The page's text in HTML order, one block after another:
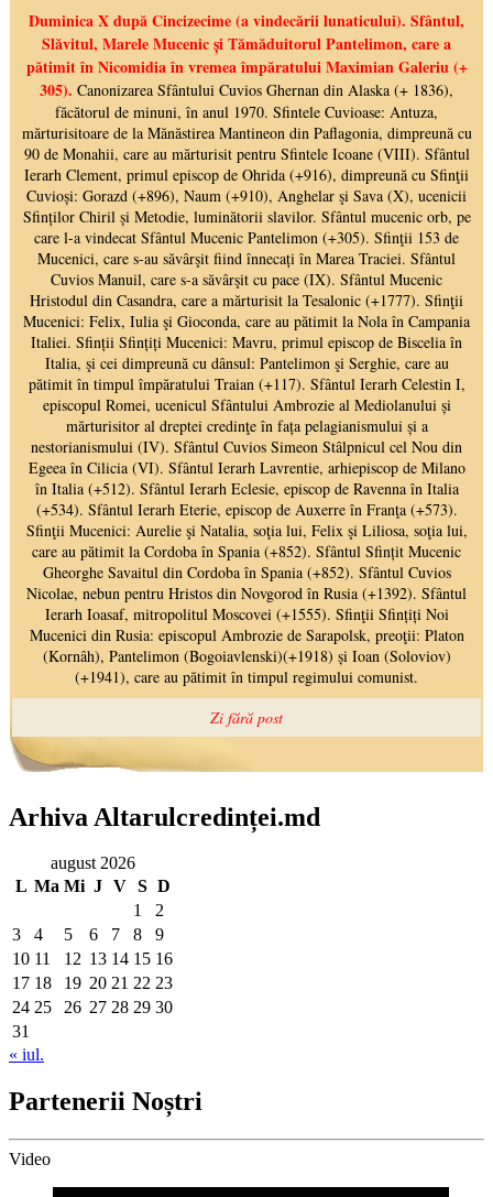
Arhiva Altarulcredinței.md
august 2026
L Ma Mi J V S D
1
2
3
4 5 6 7 8
9
10 11 12 13 14 15 16
17 18 19 20 21 22 23
24 25 26 27 28 29 30
31
« iul.
Partenerii Noștri
Video